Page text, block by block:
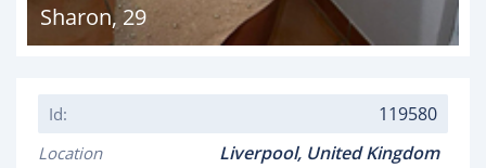
Sharon,29
Id: 119580
Location Liverpool, United Kingdom